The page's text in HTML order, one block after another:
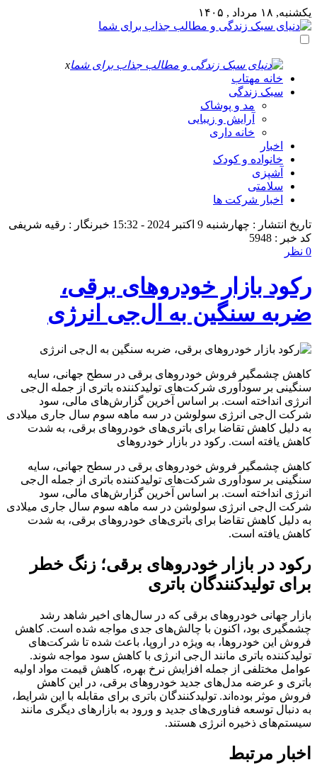
یکشنبه, ۱۸ مرداد , ۱۴۰۵
x
خانه مهتاب
سبک زندگی
مد و پوشاک
آرایش و زیبایی
خانه داری
اخبار
خانواده و کودک
آشپزی
سلامتی
اخبار شرکت ها
تاریخ انتشار : چهارشنبه 9 اکتبر 2024 - 15:32
خبرنگار : رقیه شریفی
کد خبر : 5948
0 نظر
رکود بازار خودروهای برقی،
ضربه سنگین به ال‌جی انرژی
کاهش چشمگیر فروش خودروهای برقی در سطح جهانی، سایه
سنگینی بر سودآوری شرکت‌های تولیدکننده باتری از جمله ال‌جی
انرژی انداخته است. بر اساس آخرین گزارش‌های مالی، سود
شرکت ال‌جی انرژی سولوشن در سه ماهه سوم سال جاری میلادی
به دلیل کاهش تقاضا برای باتری‌های خودروهای برقی، به شدت
کاهش یافته است. رکود در بازار خودروهای
کاهش چشمگیر فروش خودروهای برقی در سطح جهانی، سایه
سنگینی بر سودآوری شرکت‌های تولیدکننده باتری از جمله ال‌جی
انرژی انداخته است. بر اساس آخرین گزارش‌های مالی، سود
شرکت ال‌جی انرژی سولوشن در سه ماهه سوم سال جاری میلادی
به دلیل کاهش تقاضا برای باتری‌های خودروهای برقی، به شدت
کاهش یافته است.
رکود در بازار خودروهای برقی؛ زنگ خطر
برای تولیدکنندگان باتری
بازار جهانی خودروهای برقی که در سال‌های اخیر شاهد رشد
چشمگیری بود، اکنون با چالش‌های جدی مواجه شده است. کاهش
فروش این خودروها، به ویژه در اروپا، باعث شده تا شرکت‌های
تولیدکننده باتری مانند ال‌جی انرژی با کاهش سود مواجه شوند.
عوامل مختلفی از جمله افزایش نرخ بهره، کاهش قیمت مواد اولیه
باتری و عرضه مدل‌های جدید خودروهای برقی، در این کاهش
فروش موثر بوده‌اند. تولیدکنندگان باتری برای مقابله با این شرایط،
به دنبال توسعه فناوری‌های جدید و ورود به بازارهای دیگری مانند
سیستم‌های ذخیره انرژی هستند.
اخبار مرتبط